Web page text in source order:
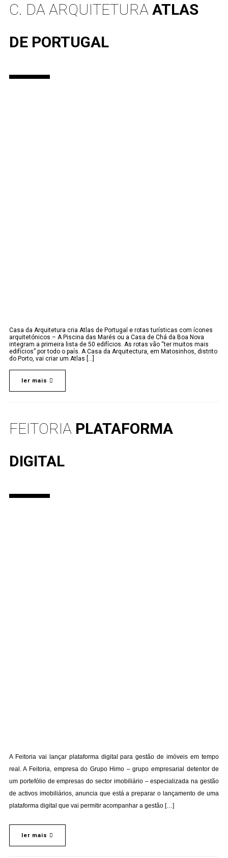
C. DA ARQUITETURA ATLAS
DE PORTUGAL
Casa da Arquitetura cria Atlas de Portugal e rotas turísticas com ícones
arquitetónicos – A Piscina das Marés ou a Casa de Chá da Boa Nova
integram a primeira lista de 50 edifícios. As rotas vão “ter muitos mais
edifícios” por todo o país. A Casa da Arquitectura, em Matosinhos, distrito
do Porto, vai criar um Atlas [...]
ler mais
FEITORIA PLATAFORMA
DIGITAL
A Feitoria vai lançar plataforma digital para gestão de imóveis em tempo
real. A Feitoria, empresa do Grupo Himo – grupo empresarial detentor de
um portefólio de empresas do sector imobiliário – especializada na gestão
de activos imobiliários, anuncia que está a preparar o lançamento de uma
plataforma digital que vai permitir acompanhar a gestão […]
ler mais